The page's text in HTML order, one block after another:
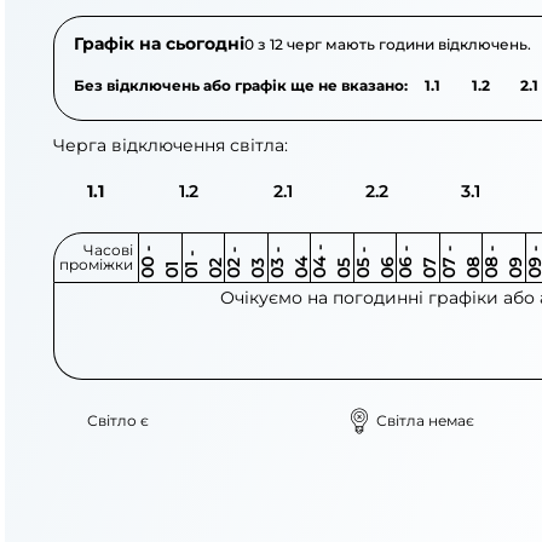
Графік на сьогодні0 з 12 черг мають години відключень.
Без відключень або графік ще не вказано: 1.1 1.2 2.1
Черга відключення світла:
1.1 1.2 2.1 2.2 3.1
Часові
проміжки 0
0
-
0 1 0
1
-
0 2 0 2
-
0 3 0 3
-
0 4 0 4
-
0 5 0 5
-
0 6 0 6
-
0 7 0 7
-
0 8 0 8
-
0 9 0
9
-
1
Очікуємо на погодинні графіки
Світло є Світла немає